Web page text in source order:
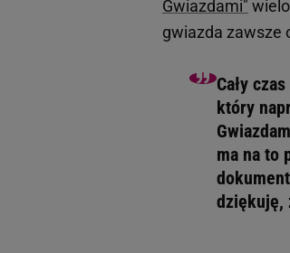
Gwiazdami"
gwiazda zawsze
Cały
który
ma na to
dziękuję,